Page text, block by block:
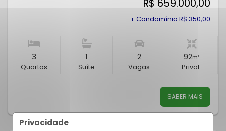
Privacidade
R$ 659.000,00
+ Condomínio R$ 350,00
3
Quartos
1
Suíte
2
Vagas
92m²
Privat.
SABER MAIS